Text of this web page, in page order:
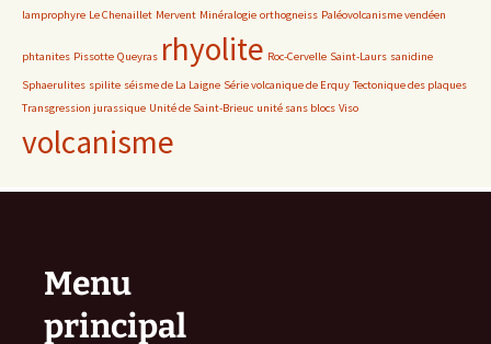
lamprophyre Le Chenaillet Mervent Minéralogie orthogneiss Paléovolcanisme vendéen
phtanites Pissotte Queyras rhyolite Roc-Cervelle Saint-Laurs sanidine
Sphaerulites spilite séisme de La Laigne Série volcanique de Erquy Tectonique des plaques
Transgression jurassique Unité de Saint-Brieuc unité sans blocs Viso
volcanisme
Menu
principal